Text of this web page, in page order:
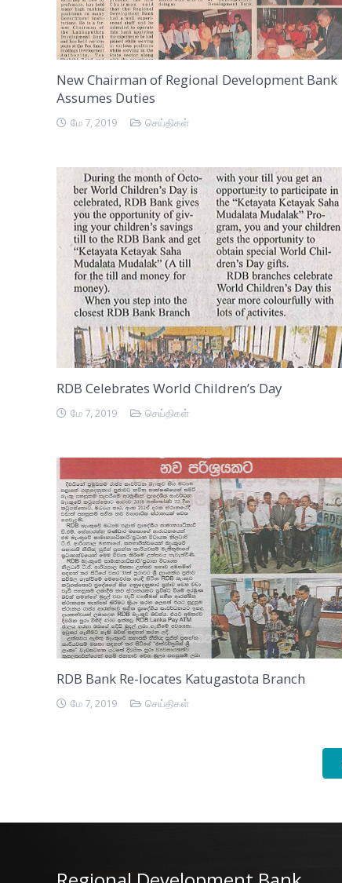
New Chairman of Regional Development Bank
Assumes Duties
மே 7, 2019 செய்திகள்
RDB Celebrates World Children’s Day
மே 7, 2019 செய்திகள்
RDB Bank Re-locates Katugastota Branch
மே 7, 2019 செய்திகள்